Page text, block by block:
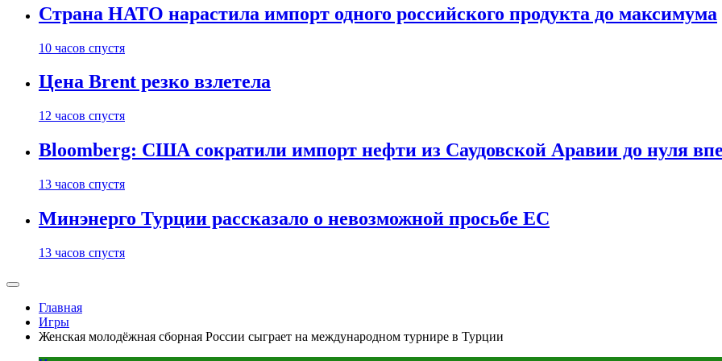
Страна НАТО нарастила импорт одного российского продукта до максимума
10 часов спустя
Цена Brent резко взлетела
12 часов спустя
Bloomberg: США сократили импорт нефти из Саудовской Аравии до нуля
13 часов спустя
Минэнерго Турции рассказало о невозможной просьбе ЕС
13 часов спустя
Главная
Игры
Женская молодёжная сборная России сыграет на международном турнире в Турции